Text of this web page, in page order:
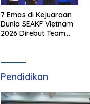
7 Emas di Kejuaraan
Dunia SEAKF Vietnam
2026 Direbut Team
Pendidikan